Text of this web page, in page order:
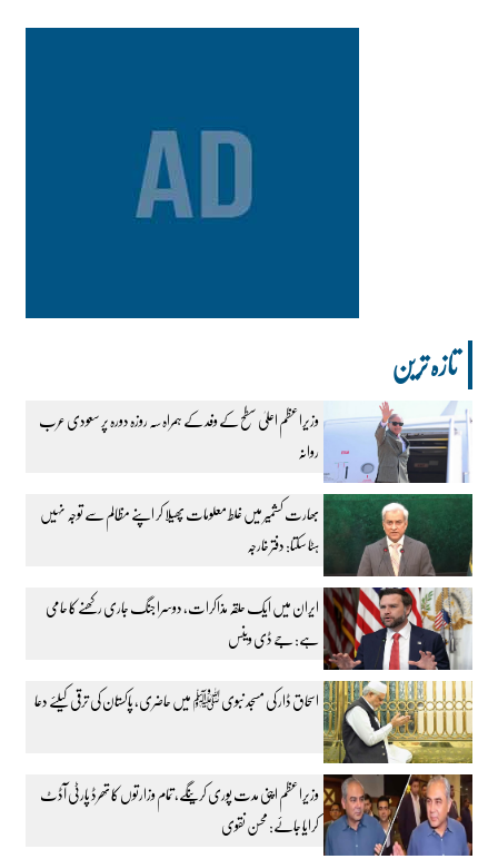
تازہ ترین
وزیراعظم اعلیٰ سطح کے وفد کے ہمراہ سہ روزہ دورہ پر سعودی عرب
روانہ
بھارت کشمیر میں غلط معلومات پھیلا کر اپنے مظالم سے توجہ نہیں
ہٹا سکتا: دفتر خارجہ
ایران میں ایک حلقہ مذاکرات، دوسرا جنگ جاری رکھنے کا حامی
ہے: جے ڈی وینس
اسحاق ڈار کی مسجد نبوی ﷺ میں حاضری، پاکستان کی ترقی کیلئے دعا
وزیراعظم اپنی مدت پوری کرینگے، تمام وزارتوں کا تھرڈ پارٹی آڈٹ
کرایا جائے: محسن نقوی